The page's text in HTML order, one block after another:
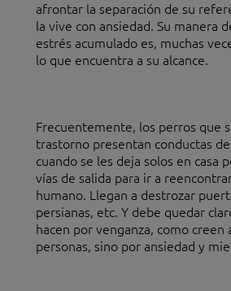
afrontar la separación de su
la vive con ansiedad. Su manera
estrés acumulado es, muchas
lo que encuentra a su alcance.
Frecuentemente, los perros que
trastorno presentan conductas
cuando se les deja solos en casa
vías de salida para ir a
humano. Llegan a destrozar
persianas, etc. Y debe quedar
hacen por venganza, como creen
personas, sino por ansiedad y